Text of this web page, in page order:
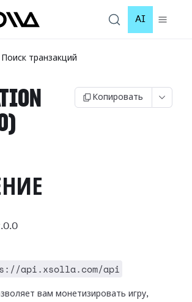
AI
Поиск транзакций
Копировать
api.xsolla.com/api
вам монетизировать игру,